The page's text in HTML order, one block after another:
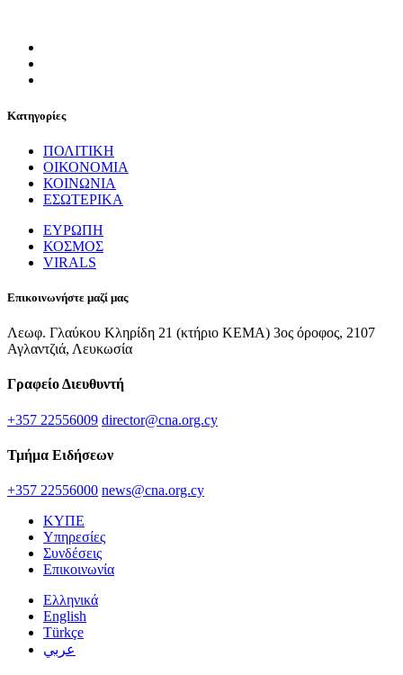
Κατηγορίες
ΠΟΛΙΤΙΚΗ
ΟΙΚΟΝΟΜΙΑ
ΚΟΙΝΩΝΙΑ
ΕΣΩΤΕΡΙΚΑ
ΕΥΡΩΠΗ
ΚΟΣΜΟΣ
VIRALS
Επικοινωνήστε μαζί μας
Λεωφ. Γλαύκου Κληρίδη 21 (κτήριο ΚΕΜΑ) 3ος όροφος, 2107
Αγλαντζιά, Λευκωσία
Γραφείο Διευθυντή
+357 22556009 director@cna.org.cy
Τμήμα Ειδήσεων
+357 22556000 news@cna.org.cy
ΚΥΠΕ
Υπηρεσίες
Συνδέσεις
Επικοινωνία
Ελληνικά
English
Türkçe
عربي